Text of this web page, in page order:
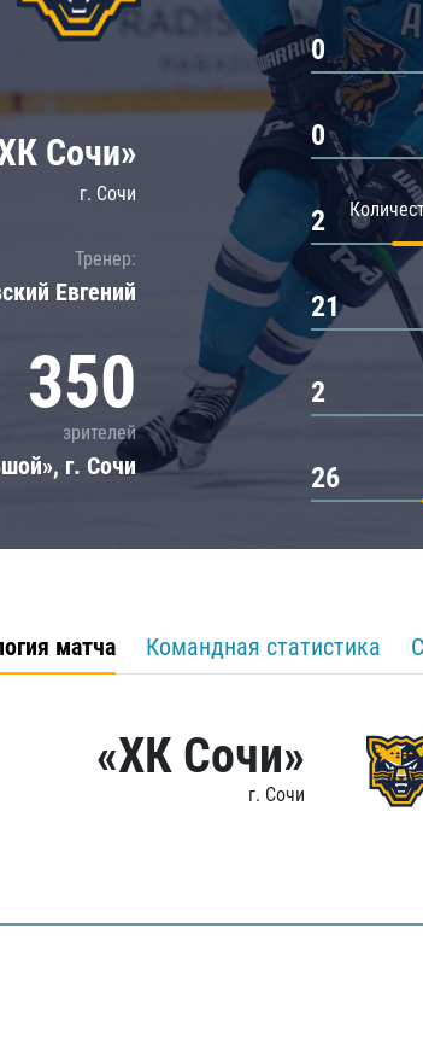
Локомотив
ЦСКА
Шанхайские Драконы
Сочи»
г. Сочи
Тренер:
Евгений
350
зрителей
г. Сочи
0
0
2
21
2
26
матча Командная статистика
«ХК Сочи»
г. Сочи